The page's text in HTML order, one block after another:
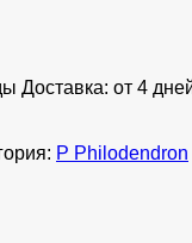
Доставка: от 4
P Philodendron